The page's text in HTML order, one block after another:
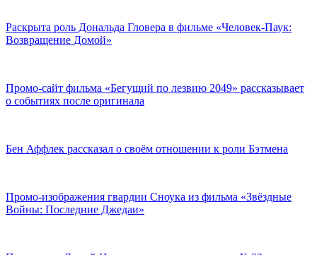
Раскрыта роль Дональда Гловера в фильме «Человек-Паук:
Возвращение Домой»
Промо-сайт фильма «Бегущий по лезвию 2049» рассказывает
о событиях после оригинала
Бен Аффлек рассказал о своём отношении к роли Бэтмена
Промо-изображения гвардии Сноука из фильма «Звёздные
Войны: Последние Джедаи»